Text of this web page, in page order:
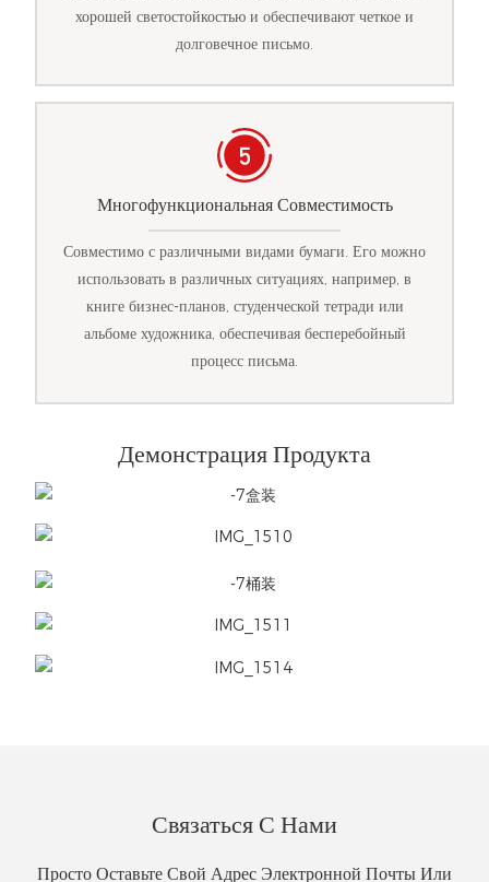
хорошей светостойкостью и обеспечивают четкое и
долговечное письмо.
Многофункциональная Совместимость
Совместимо с различными видами бумаги. Его можно
использовать в различных ситуациях, например, в
книге бизнес-планов, студенческой тетради или
альбоме художника, обеспечивая бесперебойный
процесс письма.
Демонстрация Продукта
Связаться С Нами
Просто Оставьте Свой Адрес Электронной Почты Или